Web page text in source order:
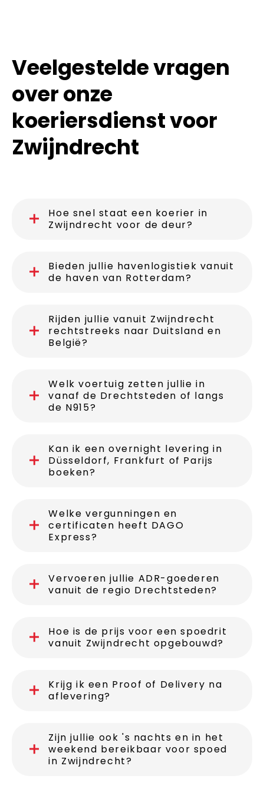
Veelgestelde vragen
over onze
koeriersdienst voor
Zwijndrecht
Hoe snel staat een koerier in
Zwijndrecht voor de deur?
Bieden jullie havenlogistiek vanuit
de haven van Rotterdam?
Rijden jullie vanuit Zwijndrecht
rechtstreeks naar Duitsland en
België?
Welk voertuig zetten jullie in
vanaf de Drechtsteden of langs
de N915?
Kan ik een overnight levering in
Düsseldorf, Frankfurt of Parijs
boeken?
Welke vergunningen en
certificaten heeft DAGO
Express?
Vervoeren jullie ADR-goederen
vanuit de regio Drechtsteden?
Hoe is de prijs voor een spoedrit
vanuit Zwijndrecht opgebouwd?
Krijg ik een Proof of Delivery na
aflevering?
Zijn jullie ook 's nachts en in het
weekend bereikbaar voor spoed
in Zwijndrecht?